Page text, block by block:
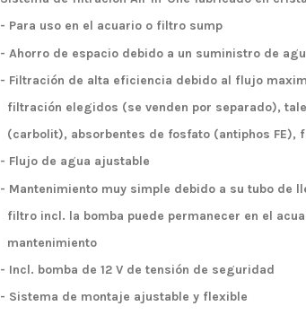
- Para uso en el acuario o filtro sump
- Ahorro de espacio debido a un suministro de
- Filtración de alta eficiencia debido al flujo
filtración elegidos (se venden por separado),
(carbolit), absorbentes de fosfato (antiphos FE),
- Flujo de agua ajustable
- Mantenimiento muy simple debido a su tubo de
filtro incl. la bomba puede permanecer en el
mantenimiento
- Incl. bomba de 12 V de tensión de seguridad
- Sistema de montaje ajustable y flexible